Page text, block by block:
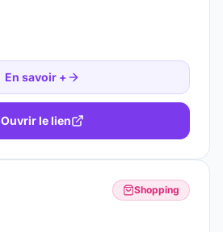
En savoir +
Ouvrir le lien
Shopping